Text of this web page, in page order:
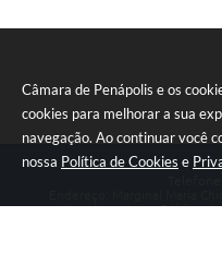
Câmara de Penápolis e os
cookies para melhorar a sua
navegação. Ao continuar você
nossa Política de Cookies e
Endereço: Marginal Maria
Atendimento ao Público